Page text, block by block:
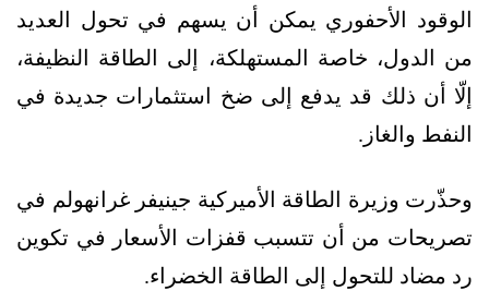
الوقود الأحفوري يمكن أن يسهم في تحول العديد
من الدول، خاصة المستهلكة، إلى الطاقة النظيفة،
إلّا أن ذلك قد يدفع إلى ضخ استثمارات جديدة في
النفط والغاز.
وحذّرت وزيرة الطاقة الأميركية جينيفر غرانهولم في
تصريحات من أن تتسبب قفزات الأسعار في تكوين
رد مضاد للتحول إلى الطاقة الخضراء.